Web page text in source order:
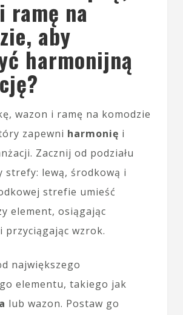
ramę na
aby
harmonijną
wazon i ramę na komodzie
zapewni harmonię i
Zacznij od podziału
strefy: lewą, środkową i
strefie umieść
element, osiągając
przyciągając wzrok.
największego
elementu, takiego jak
lub wazon. Postaw go